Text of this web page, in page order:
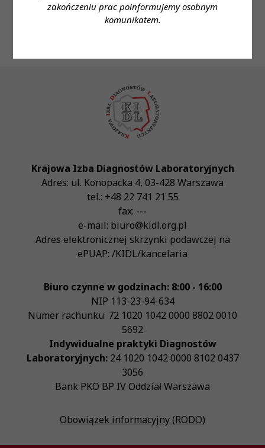
zakończeniu prac poinformujemy osobnym
komunikatem.
Krajowa Izba Diagnostów Laboratoryjnych
Adres: ul. Konopacka 4, 03-428 Warszawa
tel.: +48 22 741 21 55
fax: ---
e-mail: biuro@kidl.org.pl
Adres elektronicznej skrzynki podawczej na
ePUAP: /KIDL/kancelaria
Biuro czynne w godzinach: 8:00 - 16:00
NIP 113-23-94-634
Numer rachunku: 72 1020 1042 0000 8802 0010
5692
Indywidualne praktyki Diagnostów
Laboratoryjnych:24 1020 1042 0000 8102 0437
3056
Bank PKO BP IV Oddział Warszawa
Obowiązek informacyjny (RODO)